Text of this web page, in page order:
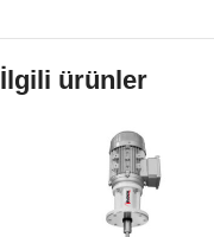
İlgili ürünler